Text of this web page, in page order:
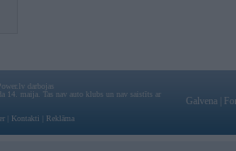
darbojas
14. maija. Tas nav auto klubs un nav saistīts ar
Kontakti Reklāma
Galvena